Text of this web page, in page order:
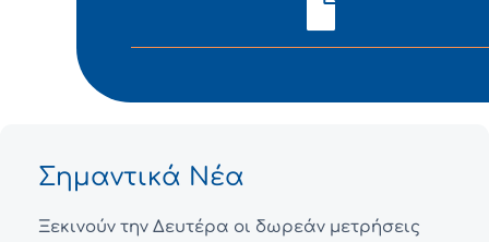
Σημαντικά Νέα
Ξεκινούν την Δευτέρα οι δωρεάν μετρήσεις